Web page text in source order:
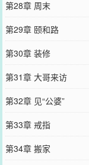
第28章 周末
第29章 颐和路
第30章 装修
第31章 大哥来访
第32章 见“公婆”
第33章 戒指
第34章 搬家